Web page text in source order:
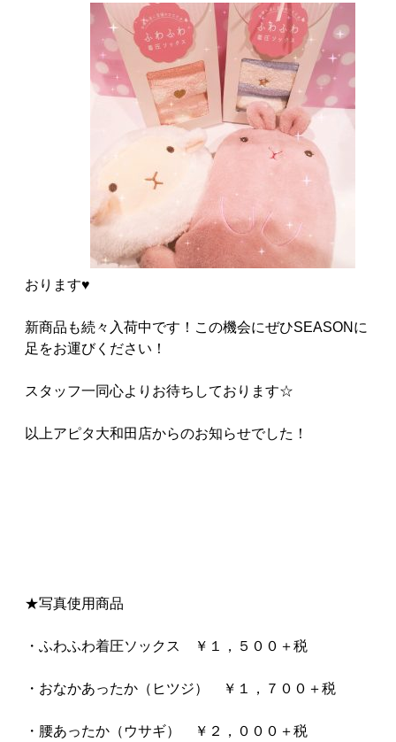
おります♥
新商品も続々入荷中です！この機会にぜひSEASONに
足をお運びください！
スタッフ一同心よりお待ちしております☆
以上アピタ大和田店からのお知らせでした！
★写真使用商品
・ふわふわ着圧ソックス ￥１，５００＋税
・おなかあったか（ヒツジ） ￥１，７００＋税
・腰あったか（ウサギ） ￥２，０００＋税